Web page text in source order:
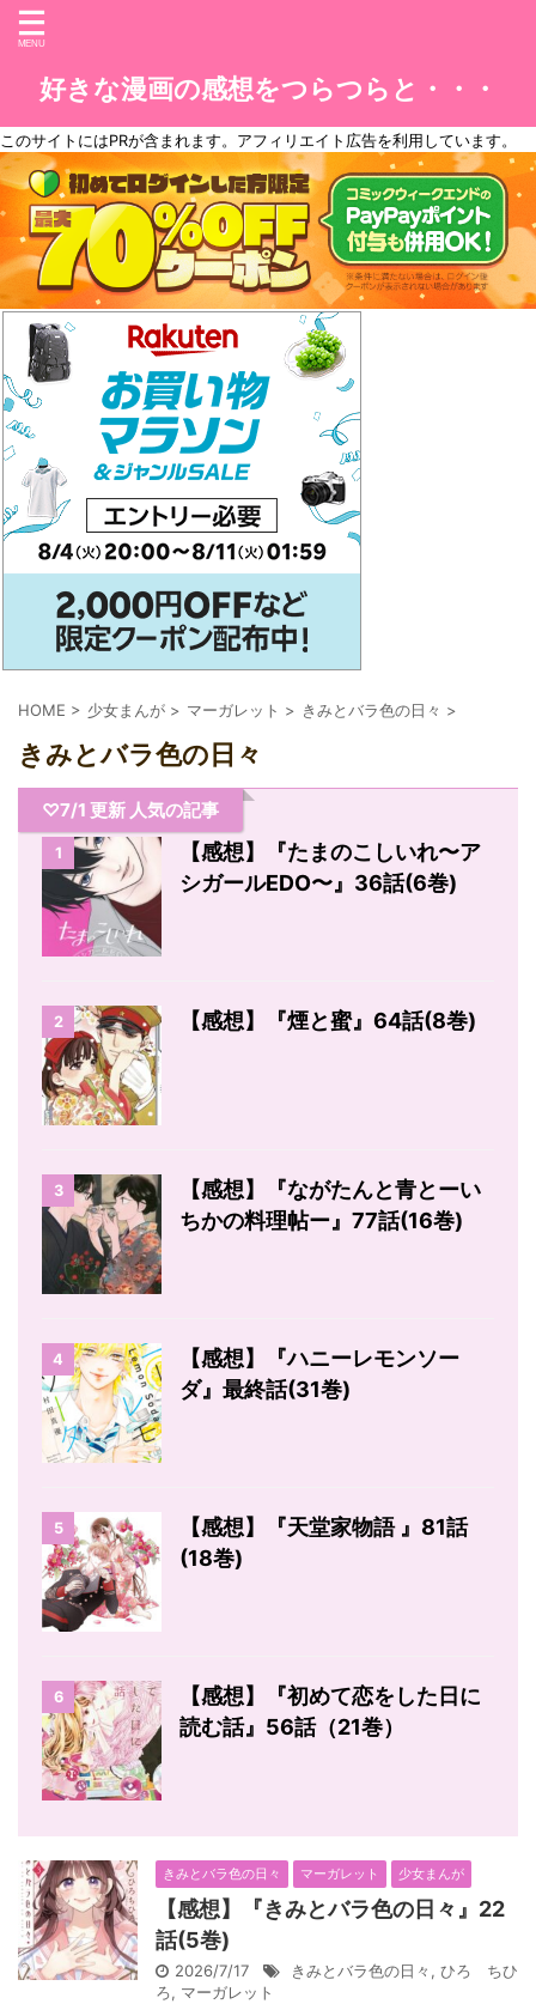
好きな漫画の感想をつらつらと・・・
このサイトにはPRが含まれます。アフィリエイト広告を利用しています。
HOME > 少女まんが > マーガレット > きみとバラ色の日々 >
きみとバラ色の日々
♡7/1 更新 人気の記事
1
【感想】『たまのこしいれ〜ア
シガールEDO〜』36話(6巻)
2 【感想】『煙と蜜』64話(8巻)
3
【感想】『ながたんと青とーい
ちかの料理帖ー』77話(16巻)
4
【感想】『ハニーレモンソー
ダ』最終話(31巻)
5
【感想】『天堂家物語 』81話
(18巻)
6
【感想】『初めて恋をした日に
読む話』56話（21巻）
きみとバラ色の日々 マーガレット 少女まんが
【感想】『きみとバラ色の日々』22
話(5巻)
2026/7/17 きみとバラ色の日々 , ひろ ちひ
ろ, マーガレット